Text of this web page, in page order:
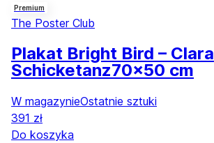
Premium
The Poster Club
Plakat Bright Bird – Clara
Schicketanz70x50 cm
W magazynieOstatnie sztuki
391 zł
Do koszyka